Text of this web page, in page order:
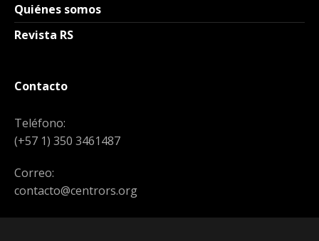
Quiénes somos
Revista RS
Contacto
Teléfono:
(+57 1) 350 3461487
Correo:
contacto@centrors.org